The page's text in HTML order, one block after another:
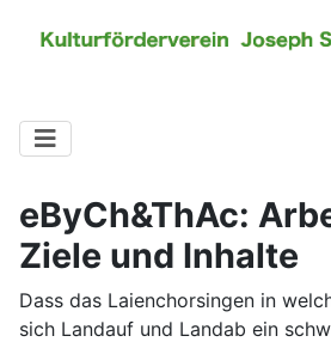
eByCh&ThAc:
Ziele und Inhalte
Dass das Laienchorsingen in
sich Landauf und Landab ein